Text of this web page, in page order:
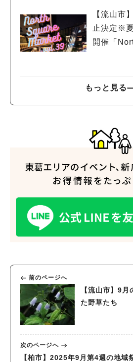
【流山市
止決定※
開催「
もっと見る
前のページへ
【流山市】9
た野草たち
次のページへ
【柏市】2025年9月第4週の地域